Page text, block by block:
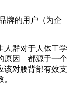
牌的用户（为企
人群对于人体工学
原因，都源于一个
该对腰背部有效支